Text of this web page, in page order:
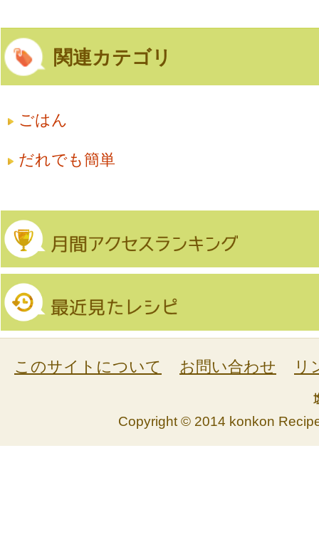
関連カテゴリ
ごはん
だれでも簡単
このサイトについて お問い合わせ リ
Copyright © 2014 konkon